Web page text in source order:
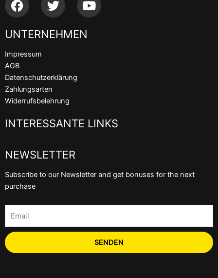
a
e
o
o
k
w
t
r
o
UNTERNEHMEN
Impressum
AGB
Datenschutzerklärung
Zahlungsarten
Widerrufsbelehrung
INTERESSANTE LINKS
NEWSLETTER
Subscribe to our Newsletter and get bonuses for the next
purchase
SENDEN